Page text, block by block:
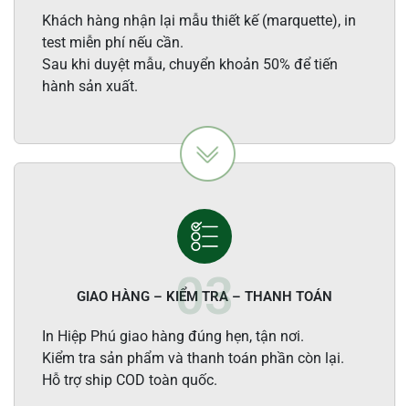
Khách hàng nhận lại mẫu thiết kế (marquette), in
test miễn phí nếu cần.
Sau khi duyệt mẫu, chuyển khoản 50% để tiến
hành sản xuất.
GIAO HÀNG – KIỂM TRA – THANH TOÁN
In Hiệp Phú giao hàng đúng hẹn, tận nơi.
Kiểm tra sản phẩm và thanh toán phần còn lại.
Hỗ trợ ship COD toàn quốc.